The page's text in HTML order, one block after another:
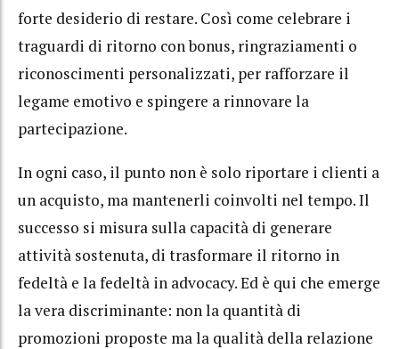
forte desiderio di restare. Così come celebrare i
traguardi di ritorno con bonus, ringraziamenti o
riconoscimenti personalizzati, per rafforzare il
legame emotivo e spingere a rinnovare la
partecipazione.
In ogni caso, il punto non è solo riportare i clienti a
un acquisto, ma mantenerli coinvolti nel tempo. Il
successo si misura sulla capacità di generare
attività sostenuta, di trasformare il ritorno in
fedeltà e la fedeltà in advocacy. Ed è qui che emerge
la vera discriminante: non la quantità di
promozioni proposte ma la qualità della relazione